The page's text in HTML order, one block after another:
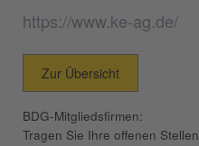
https://www.ke-ag.de/
Zur Übersicht
BDG-Mitgliedsfirmen:
Tragen Sie Ihre offenen Stellen